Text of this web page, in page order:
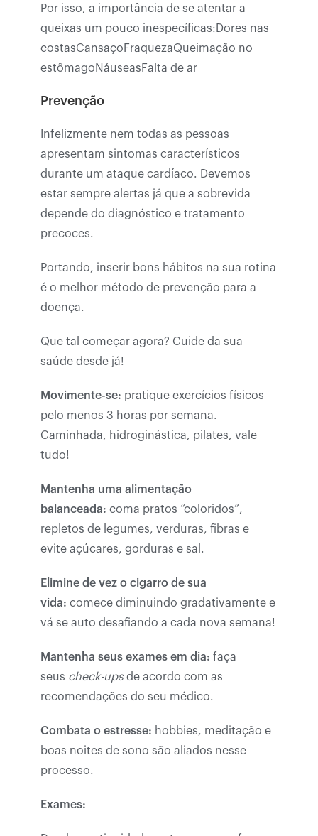
Por isso, a importância de se atentar a
queixas um pouco inespecíficas:Dores nas
costasCansaçoFraquezaQueimação no
estômagoNáuseasFalta de ar
Prevenção
Infelizmente nem todas as pessoas
apresentam sintomas característicos
durante um ataque cardíaco. Devemos
estar sempre alertas já que a sobrevida
depende do diagnóstico e tratamento
precoces.
Portando, inserir bons hábitos na sua rotina
é o melhor método de prevenção para a
doença.
Que tal começar agora? Cuide da sua
saúde desde já!
Movimente-se: pratique exercícios físicos
pelo menos 3 horas por semana.
Caminhada, hidroginástica, pilates, vale
tudo!
Mantenha uma alimentação
balanceada:coma pratos “coloridos”,
repletos de legumes, verduras, fibras e
evite açúcares, gorduras e sal.
Elimine de vez o cigarro de sua
vida:comece diminuindo gradativamente e
vá se auto desafiando a cada nova semana!
Mantenha seus exames em dia:faça
seus check-upsde acordo com as
recomendações do seu médico.
Combata o estresse: hobbies, meditação e
boas noites de sono são aliados nesse
processo.
Exames: